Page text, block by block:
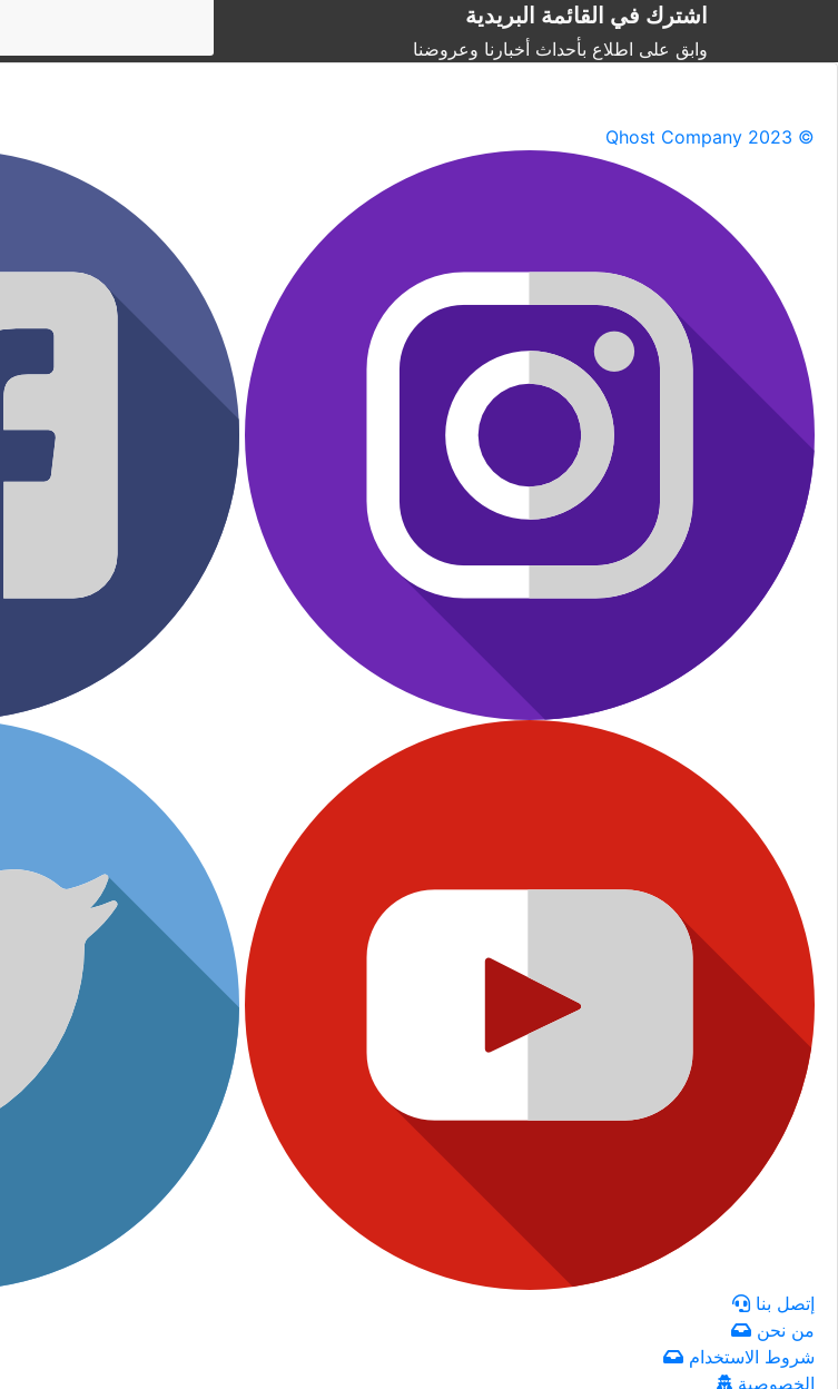
اشترك في القائمة البريدية
وابق على اطلاع بأحداث أخبارنا وعروضنا
Qhost Company 2023 ©
إتصل بنا
من نحن
شروط الاستخدام
الخصوصية